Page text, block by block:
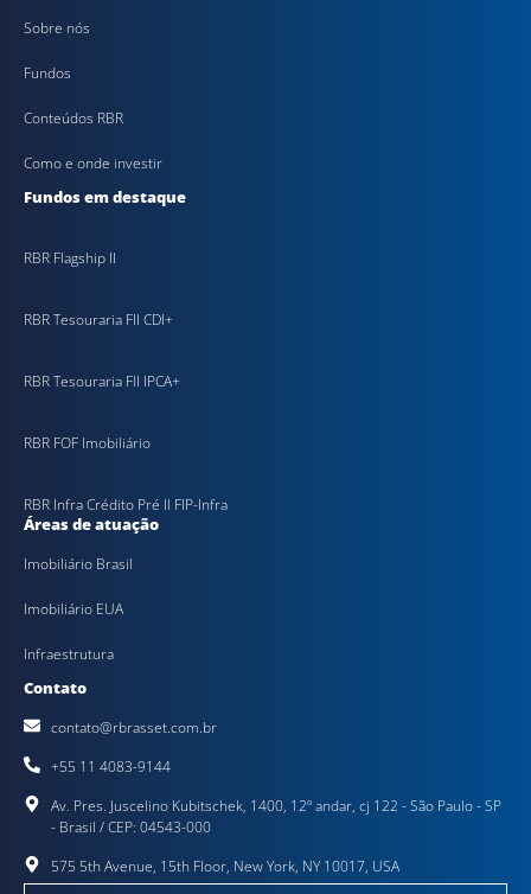
Sobre nós
Fundos
Conteúdos RBR
Como e onde investir
Fundos em destaque
RBR Flagship II
RBR Tesouraria FII CDI+
RBR Tesouraria FII IPCA+
RBR FOF Imobiliário
RBR Infra Crédito Pré II FIP-Infra
Áreas de atuação
Imobiliário Brasil
Imobiliário EUA
Infraestrutura
Contato
contato@rbrasset.com.br
+55 11 4083-9144
Av. Pres. Juscelino Kubitschek, 1400, 12º andar, cj 122 - São Paulo - SP
- Brasil / CEP: 04543-000
575 5th Avenue, 15th Floor, New York, NY 10017, USA